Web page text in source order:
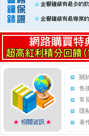
關
售
常
隱
著